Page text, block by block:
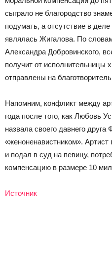
сыграло не благородство
подумать, а отсутствие в
являлась Жигалова. По
Александра Добровинского,
получит от исполнительницы
отправлены на
Напомним, конфликт между
года после того, как Любовь
назвала своего давнего друга
«женоненавистником».
и подал в суд на певицу,
компенсацию в размере 10
Источник